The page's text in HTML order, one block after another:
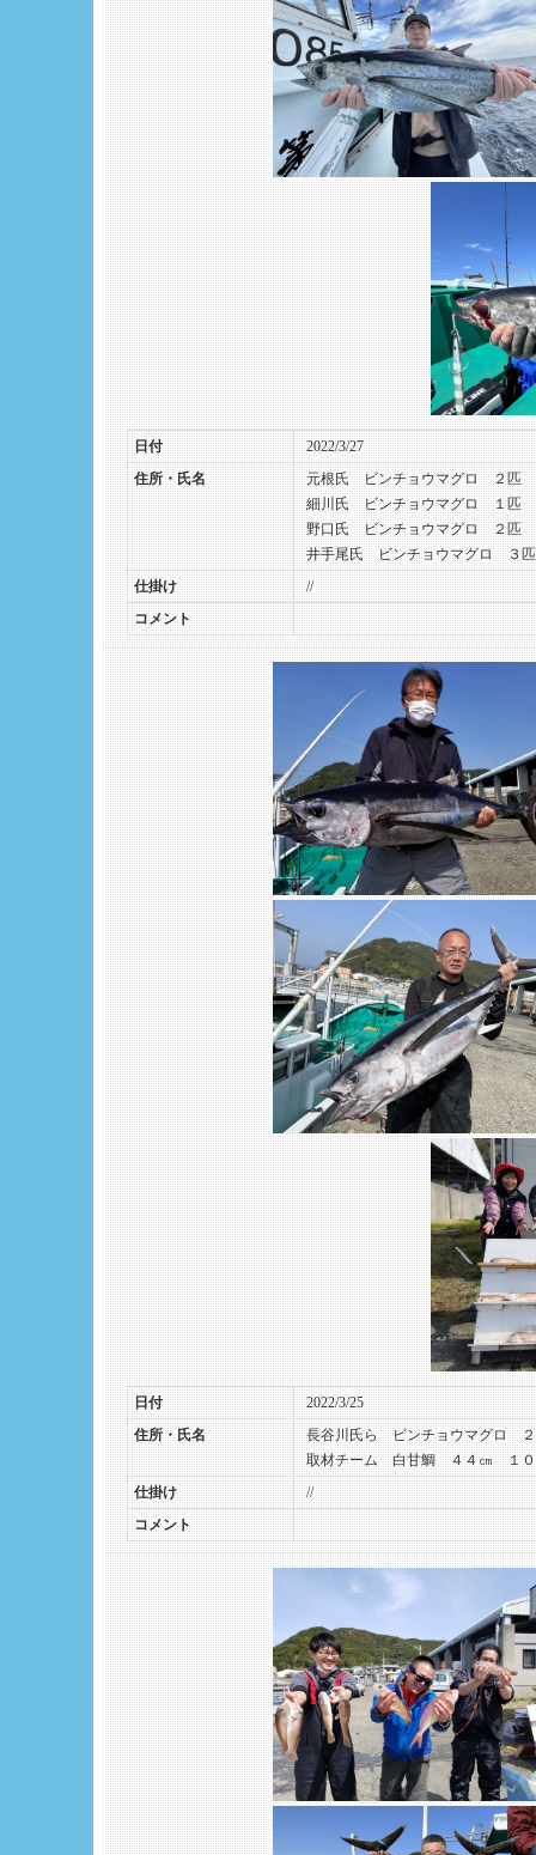
日付
2022/3/27
住所・氏名
元根氏 ビンチョウマグロ ２匹
細川氏 ビンチョウマグロ １匹
野口氏 ビンチョウマグロ ２匹
井手尾氏 ビンチョウマグロ ３
仕掛け
//
コメント
日付
2022/3/25
住所・氏名
長谷川氏ら ビンチョウマグロ
取材チーム 白甘鯛 ４４㎝ １
仕掛け
//
コメント